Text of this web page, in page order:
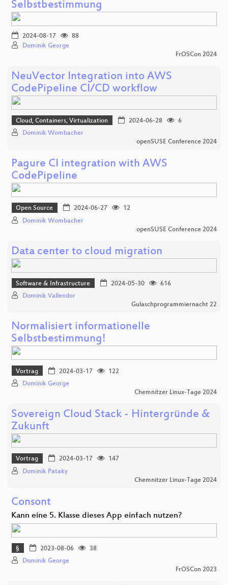
Selbstbestimmung
2024-08-17
88
Dominik George
FrOSCon 2024
NeuVector Integration into AWS
CodePipeline CI/CD workflow
Cloud, Containers, Virtualization 2024-06-28
6
Dominik Wombacher
openSUSE Conference 2024
Pagure CI integration with AWS
CodePipeline
Open Source 2024-06-27
12
Dominik Wombacher
openSUSE Conference 2024
Data center to cloud migration
Software & Infrastructure 2024-05-30
616
Dominik Vallendor
Gulaschprogrammiernacht 22
Normalisiert informationelle
Selbstbestimmung!
Vortrag 2024-03-17
122
Dominik George
Chemnitzer Linux-Tage 2024
Sovereign Cloud Stack - Hintergründe &
Zukunft
Vortrag 2024-03-17
147
Dominik Pataky
Chemnitzer Linux-Tage 2024
Consont
Kann eine 5. Klasse dieses App einfach nutzen?
§ 2023-08-06
38
Dominik George
FrOSCon 2023